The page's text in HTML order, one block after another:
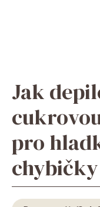
Jak
pro
chybičky